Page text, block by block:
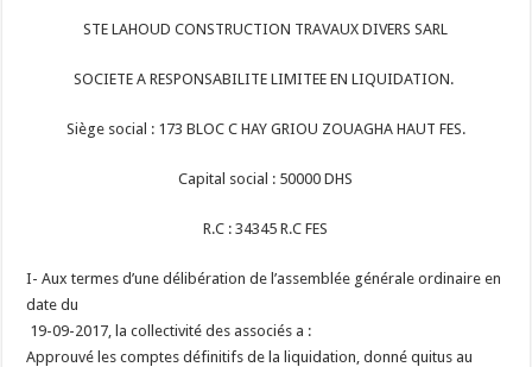
STE LAHOUD CONSTRUCTION TRAVAUX DIVERS SARL
SOCIETE A RESPONSABILITE LIMITEE EN LIQUIDATION.
Siège social : 173 BLOC C HAY GRIOU ZOUAGHA HAUT FES.
Capital social : 50000 DHS
R.C : 34345 R.C FES
I- Aux termes d’une délibération de l’assemblée générale ordinaire en
date du
19-09-2017, la collectivité des associés a :
Approuvé les comptes définitifs de la liquidation, donné quitus au